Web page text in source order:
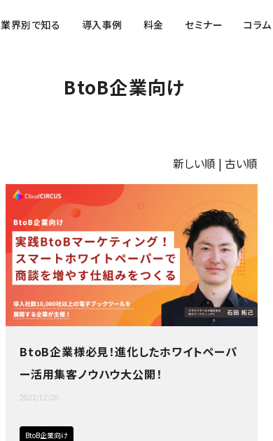
業界別で知る 導入事例 料金 セミナー コラム
BtoB企業向け
新しい順 | 古い順
BtoB企業様必見！進化したホワイトペーパ
ー活用集客ノウハウ大公開！
2022/12/20
BtoB企業向け